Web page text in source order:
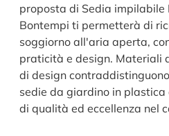
proposta di Sedia impilabile
Bontempi ti permetterà di
soggiorno all'aria aperta,
praticità e design. Materiali
di design
sedie da giardino in plastica
di qualità ed eccellenza nel